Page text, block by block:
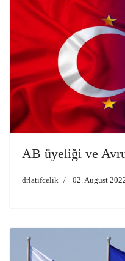
AB üyeliği ve
drlatifcelik 02. August